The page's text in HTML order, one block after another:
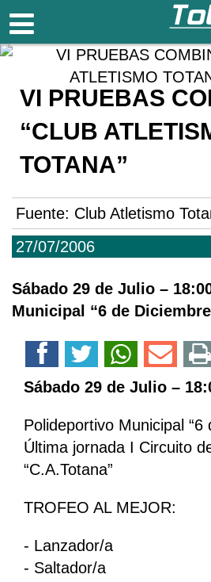
Totana.com
27/07/2006
VI PRUEBAS
“CLUB
TOTANA”
Fuente: Club Atletismo
Sábado 29 de Julio –
Municipal “6 de
Sábado 29 de Julio –
Polideportivo Municipal “6
Última jornada I Circuito
“C.A.Totana”
TROFEO AL MEJOR:
- Lanzador/a
- Saltador/a